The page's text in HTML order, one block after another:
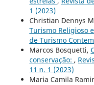
1 (2023)
Christian Dennys
Turismo Religioso
de Turismo
Marcos Bosquetti,
conservação: ,
11 n. 1 (2023)
Maria Camila